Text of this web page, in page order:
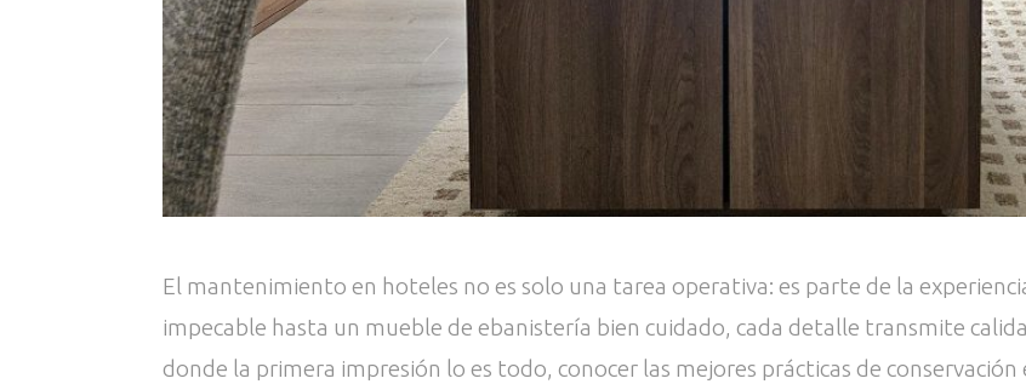
El mantenimiento en hoteles no es solo una tarea operativa: es parte de la
impecable hasta un mueble de ebanistería bien cuidado, cada detalle transmite
donde la primera impresión lo es todo, conocer las mejores prácticas de